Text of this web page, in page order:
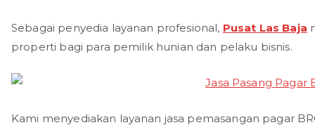
Sebagai penyedia layanan profesional, Pusat Las Baja
properti bagi para pemilik hunian dan pelaku bisnis.
Kami menyediakan layanan jasa pemasangan pagar